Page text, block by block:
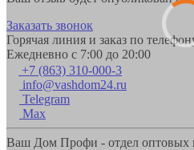
Заказать звонок
Горячая линия и заказ по
Ежедневно с 7:00 до 20:00
+7 (863) 310-000-3
info@vashdom24.ru
Telegram
Max
Ваш Дом Профи - отдел оптовых